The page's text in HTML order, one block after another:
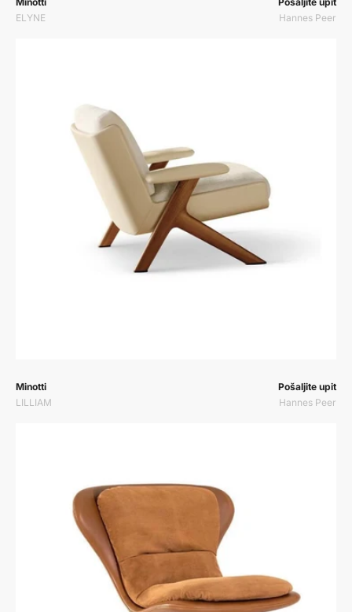
ELYNE
Hannes Peer
Prodavač:
Minotti
LILLIAM
Prodavač:
Pošaljite upit
Hannes Peer